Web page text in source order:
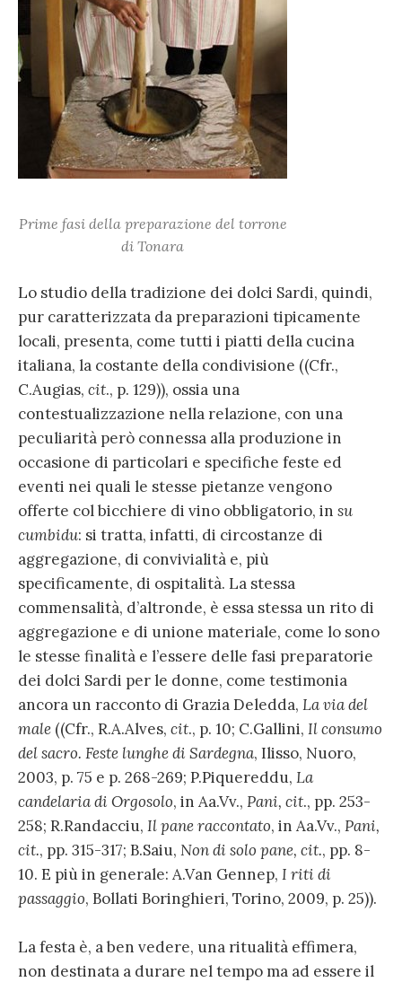
Prime fasi della preparazione del torrone
di Tonara
Lo studio della tradizione dei dolci Sardi, quindi,
pur caratterizzata da preparazioni tipicamente
locali, presenta, come tutti i piatti della cucina
italiana, la costante della condivisione ((Cfr.,
C.Augias, cit., p. 129)), ossia una
contestualizzazione nella relazione, con una
peculiarità però connessa alla produzione in
occasione di particolari e specifiche feste ed
eventi nei quali le stesse pietanze vengono
offerte col bicchiere di vino obbligatorio, in su
cumbidu: si tratta, infatti, di circostanze di
aggregazione, di convivialità e, più
specificamente, di ospitalità. La stessa
commensalità, d’altronde, è essa stessa un rito di
aggregazione e di unione materiale, come lo sono
le stesse finalità e l’essere delle fasi preparatorie
dei dolci Sardi per le donne, come testimonia
ancora un racconto di Grazia Deledda, La via del
male ((Cfr., R.A.Alves, cit., p. 10; C.Gallini, Il consumo
del sacro. Feste lunghe di Sardegna, Ilisso, Nuoro,
2003, p. 75 e p. 268-269; P.Piquereddu, La
candelaria di Orgosolo, in Aa.Vv., Pani, cit., pp. 253-
258; R.Randacciu, Il pane raccontato, in Aa.Vv., Pani,
cit., pp. 315-317; B.Saiu, Non di solo pane, cit., pp. 8-
10. E più in generale: A.Van Gennep, I riti di
passaggio, Bollati Boringhieri, Torino, 2009, p. 25)).
La festa è, a ben vedere, una ritualità effimera,
non destinata a durare nel tempo ma ad essere il